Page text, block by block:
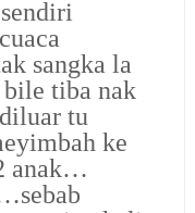
sangka la
tiba nak
tu
ke
anak…